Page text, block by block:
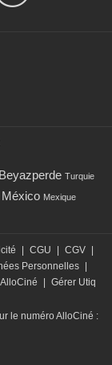
Beyazperde Turquie
Mexique
| CGU | CGV |
Personnelles |
| Gérer Utiq
le numéro AlloCiné :